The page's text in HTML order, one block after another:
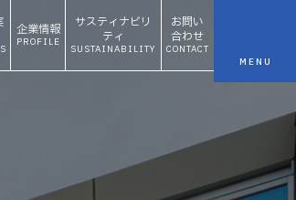
企業情報
PROFILE
サスティナビリ
ティ
SUSTAINABILITY
お問い
合わせ
CONTACT